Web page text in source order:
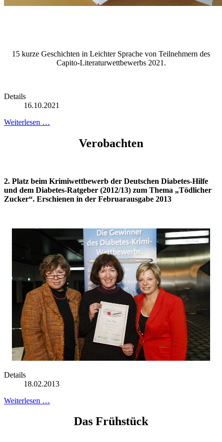
15 kurze Geschichten in Leichter Sprache von Teilnehmern des
Capito-Literaturwettbewerbs 2021.
Details
16.10.2021
Weiterlesen …
Verobachten
2. Platz beim Krimiwettbewerb der Deutschen Diabetes-Hilfe
und dem Diabetes-Ratgeber (2012/13) zum Thema „Tödlicher
Zucker“. Erschienen in der Februarausgabe 2013
Details
18.02.2013
Weiterlesen …
Das Frühstück